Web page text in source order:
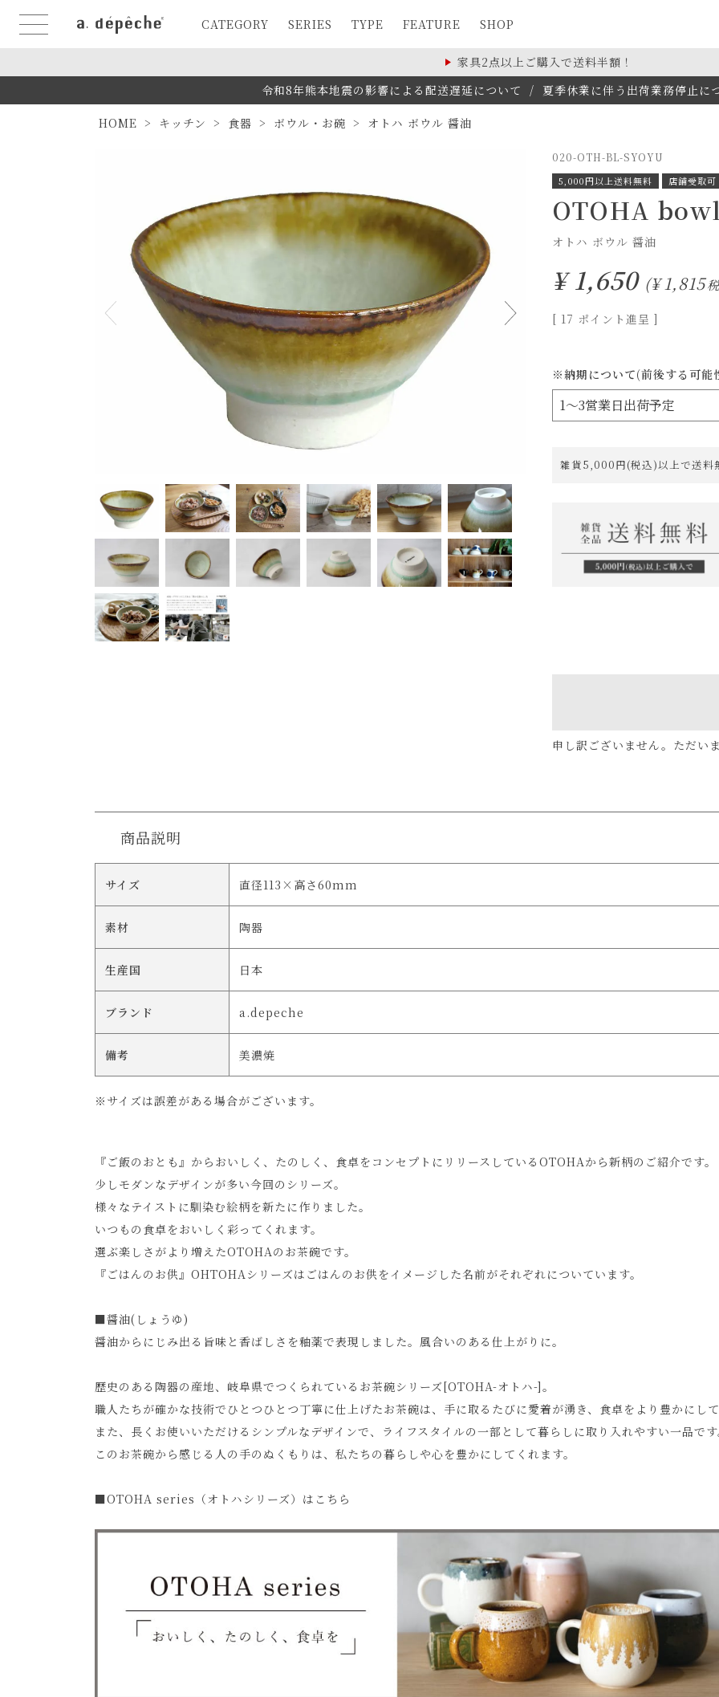
CATEGORY SERIES TYPE FEATURE SHOP
家具2点以上ご購入で送料半額！
令和8年熊本地震の影響による配送遅延について / 夏季休業に伴う出荷業務停止に
HOME キッチン 食器 ボウル・お碗 オトハ ボウル 醤油
020-OTH-BL-SYOYU
5,000円以上送料無料 店舗受取可
OTOHA
オトハ ボウル 醤油
¥ 1,650 ¥1,815
[ 17 ポイント進呈 ]
※納期について(前後する可能
雑貨5,000円(税込)以上で送料
申し訳ございません。ただい
商品説明
サイズ 直径113×高さ60mm
素材 陶器
生産国 日本
ブランド a.depeche
備考 美濃焼
※サイズは誤差がある場合がございます。
『ご飯のおとも』からおいしく、たのしく、食卓をコンセプトにリリースしているOTOHAから新柄のご紹介です。
少しモダンなデザインが多い今回のシリーズ。
様々なテイストに馴染む絵柄を新たに作りました。
いつもの食卓をおいしく彩ってくれます。
選ぶ楽しさがより増えたOTOHAのお茶碗です。
『ごはんのお供』OHTOHAシリーズはごはんのお供をイメージした名前がそれぞれについています。
■醤油(しょうゆ)
醤油からにじみ出る旨味と香ばしさを釉薬で表現しました。風合いのある仕上がりに。
歴史のある陶器の産地、岐阜県でつくられているお茶碗シリーズ[OTOHA-オトハ-]。
職人たちが確かな技術でひとつひとつ丁寧に仕上げたお茶碗は、手に取るたびに愛着が湧き、食卓をより豊かにして
また、長くお使いいただけるシンプルなデザインで、ライフスタイルの一部として暮らしに取り入れやすい一品です
このお茶碗から感じる人の手のぬくもりは、私たちの暮らしや心を豊かにしてくれます。
■OTOHA series（オトハシリーズ）はこちら